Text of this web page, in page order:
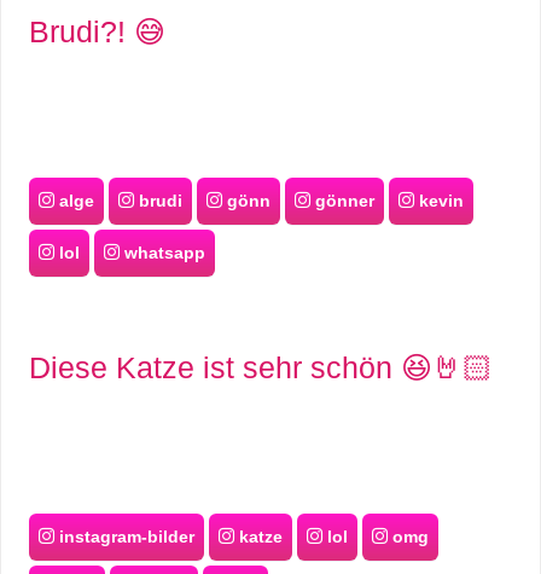
Brudi?! 😅
alge brudi gönn gönner kevin
lol whatsapp
Diese Katze ist sehr schön 😆🤘🏻
instagram-bilder katze lol omg